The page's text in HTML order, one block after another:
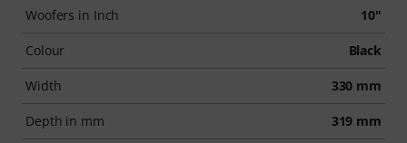
Woofers in Inch 10"
Colour Black
Width 330 mm
Depth in mm 319 mm